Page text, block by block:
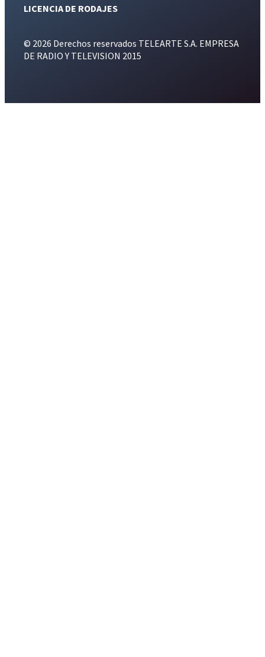
LICENCIA DE RODAJES
© 2026 Derechos reservados TELEARTE S.A. EMPRESA
DE RADIO Y TELEVISION 2015